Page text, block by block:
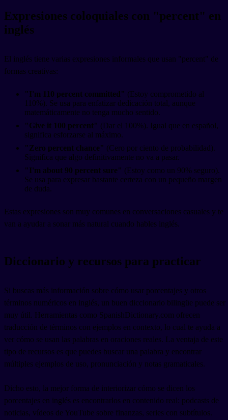
Expresiones coloquiales con "percent" en
inglés
El inglés tiene varias expresiones informales que usan "percent" de
formas creativas:
"I'm 110 percent committed" (Estoy comprometido al
110%). Se usa para enfatizar dedicación total, aunque
matemáticamente no tenga mucho sentido.
"Give it 100 percent" (Dar el 100%). Igual que en español,
significa esforzarse al máximo.
"Zero percent chance" (Cero por ciento de probabilidad).
Significa que algo definitivamente no va a pasar.
"I'm about 90 percent sure" (Estoy como un 90% seguro).
Se usa para expresar bastante certeza con un pequeño margen
de duda.
Estas expresiones son muy comunes en conversaciones casuales y te
van a ayudar a sonar más natural cuando hables inglés.
Diccionario y recursos para practicar
Si buscas más información sobre cómo usar porcentajes y otros
términos numéricos en inglés, un buen diccionario bilingüe puede ser
muy útil. Herramientas como SpanishDictionary.com ofrecen
traducción de términos con ejemplos en contexto, lo cual te ayuda a
ver cómo se usan las palabras en oraciones reales. La ventaja de este
tipo de recursos es que puedes buscar una palabra y encontrar
múltiples ejemplos de uso, pronunciación y notas gramaticales.
Dicho esto, la mejor forma de interiorizar cómo se dicen los
porcentajes en inglés es encontrarlos en contenido real: podcasts de
noticias, vídeos de YouTube sobre finanzas, series con subtítulos.